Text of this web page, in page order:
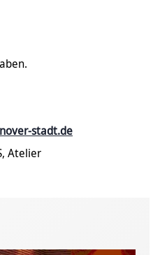
stadt.de
Atelier